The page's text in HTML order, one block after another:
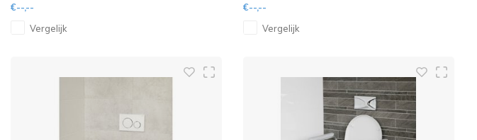
€--,--
Vergelijk
€--,--
Vergelijk